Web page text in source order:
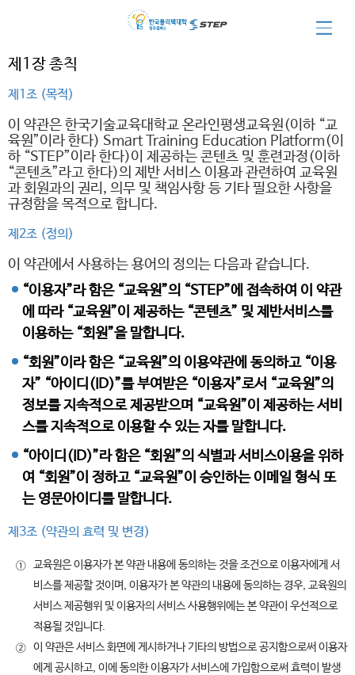
제1장 총칙
제1조 (목적)
이 약관은 한국기술교육대학교 온라인평생교육원(이하 “교
육원”이라 한다) Smart Training Education Platform(이
하 “STEP”이라 한다)이 제공하는 콘텐츠 및 훈련과정(이하
“콘텐츠”라고 한다)의 제반 서비스 이용과 관련하여 교육원
과 회원과의 권리, 의무 및 책임사항 등 기타 필요한 사항을
규정함을 목적으로 합니다.
제2조 (정의)
이 약관에서 사용하는 용어의 정의는 다음과 같습니다.
“이용자”라 함은 “교육원”의 “STEP”에 접속하여 이 약관
에 따라 “교육원”이 제공하는 “콘텐츠” 및 제반서비스를
이용하는 “회원”을 말합니다.
“회원”이라 함은 “교육원”의 이용약관에 동의하고 “이용
자” “아이디(ID)”를 부여받은 “이용자”로서 “교육원”의
정보를 지속적으로 제공받으며 “교육원”이 제공하는 서비
스를 지속적으로 이용할 수 있는 자를 말합니다.
“아이디(ID)”라 함은 “회원”의 식별과 서비스이용을 위하
여 “회원”이 정하고 “교육원”이 승인하는 이메일 형식 또
는 영문아이디를 말합니다.
제3조 (약관의 효력 및 변경)
①
교육원은 이용자가 본 약관 내용에 동의하는 것을 조건으로 이용자에게 서
비스를 제공할 것이며, 이용자가 본 약관의 내용에 동의하는 경우, 교육원의
서비스 제공행위 및 이용자의 서비스 사용행위에는 본 약관이 우선적으로
적용될 것입니다.
②
이 약관은 서비스 화면에 게시하거나 기타의 방법으로 공지함으로써 이용자
에게 공시하고, 이에 동의한 이용자가 서비스에 가입함으로써 효력이 발생